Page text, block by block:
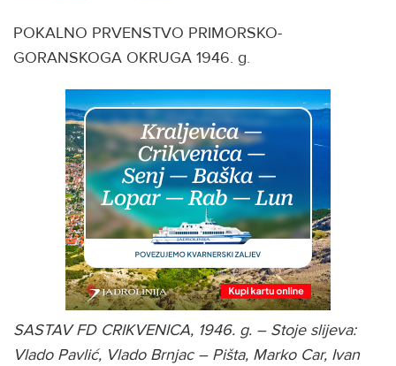
POKALNO PRVENSTVO PRIMORSKO-
GORANSKOGA OKRUGA 1946. g.
SASTAV FD CRIKVENICA, 1946. g. – Stoje slijeva:
Vlado Pavlić, Vlado Brnjac – Pišta, Marko Car, Ivan